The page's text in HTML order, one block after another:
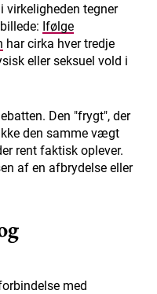
virkeligheden tegner
Ifølge
har cirka hver tredje
eller seksuel vold i
Den "frygt", der
den samme vægt
rent faktisk oplever.
af en afbrydelse eller
med